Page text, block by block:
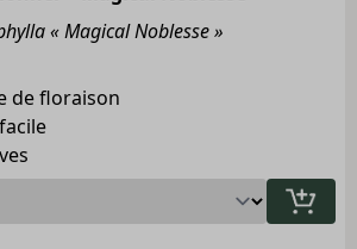
« Magical Noblesse »
de floraison